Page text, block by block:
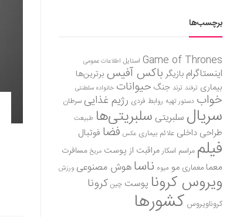
برچسب‌ها
Game of Thrones استایل اطلاعات عمومی
اینستاگرام بازیگر باکس آفیس برترین‌ها
بیماری ترفند ترند جنگ حیوانات خانواده سلطنتی
خواب دستور تهیه روابط فردی رژیم غذاییسرطان
سریال سلبریتی سلبریتی‌ها طبیعت
طراحی داخلی علائم بیماری عکس فضا فوتبال
فیلم مراسم اسکارمراقبت از پوست مریخ مسافرت
معمامعماری مو میوه ناساهوش مصنوعی ورزش
ویروس کرونا پوست چین کرونا
کروناویروس کشورها